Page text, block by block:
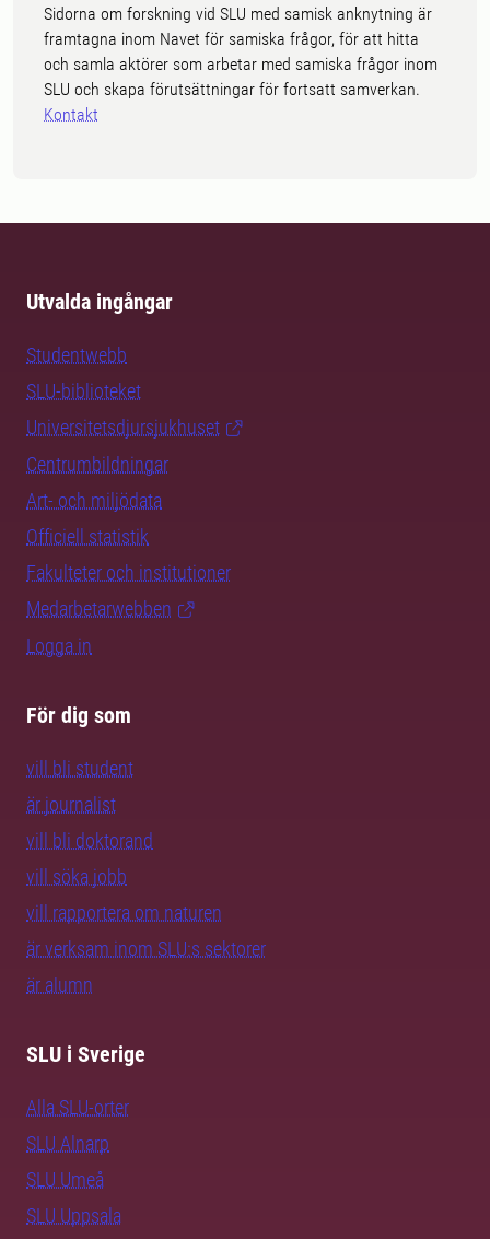
Sidorna om forskning vid SLU med samisk anknytning är
framtagna inom Navet för samiska frågor, för att hitta
och samla aktörer som arbetar med samiska frågor inom
SLU och skapa förutsättningar för fortsatt samverkan.
Kontakt
Utvalda ingångar
Studentwebb
SLU-biblioteket
Universitetsdjursjukhuset
Centrumbildningar
Art- och miljödata
Officiell statistik
Fakulteter och institutioner
Medarbetarwebben
Logga in
För dig som
vill bli student
är journalist
vill bli doktorand
vill söka jobb
vill rapportera om naturen
är verksam inom SLU:s sektorer
är alumn
SLU i Sverige
Alla SLU-orter
SLU Alnarp
SLU Umeå
SLU Uppsala